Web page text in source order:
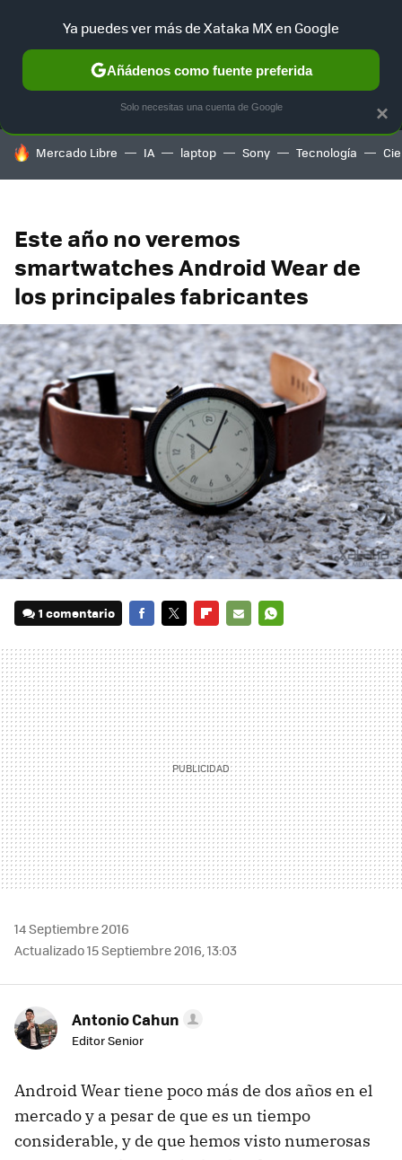
MENÚ NUEVO
GAMING HOME AUTO
HOY SE HABLA DE
Mercado Libre IA laptop Sony Tecnología
Este año no veremos
smartwatches Android Wear de
los principales fabricantes
1 comentario
MAIL
14 Septiembre 2016
Actualizado 15 Septiembre 2016, 13:03
Antonio Cahun
Editor Senior
Android Wear tiene poco más de dos años en el
mercado y a pesar de que es un tiempo
considerable, y de que hemos visto numerosas
×
Ya puedes ver más de Xataka MX en Google
Añádenos como fuente preferida
Solo necesitas una cuenta de Google